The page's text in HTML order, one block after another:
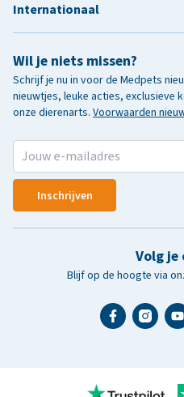
Wil je niets missen?
Schrijf je nu in voor de Medpets
nieuwtjes, leuke acties, exclusieve
onze dierenarts. Voorwaarden
Inschrijven
Volg je
Blijf op de hoogte via
Internationaal